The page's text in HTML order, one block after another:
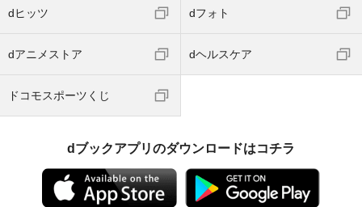
dヒッツ dフォト
dアニメストア dヘルスケア
ドコモスポーツくじ
dブックアプリのダウンロードはコチラ